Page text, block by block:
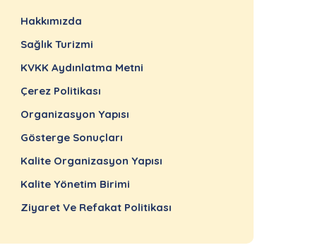
Hakkımızda
Sağlık Turizmi
KVKK Aydınlatma Metni
Çerez Politikası
Organizasyon Yapısı
Gösterge Sonuçları
Kalite Organizasyon Yapısı
Kalite Yönetim Birimi
Ziyaret Ve Refakat Politikası